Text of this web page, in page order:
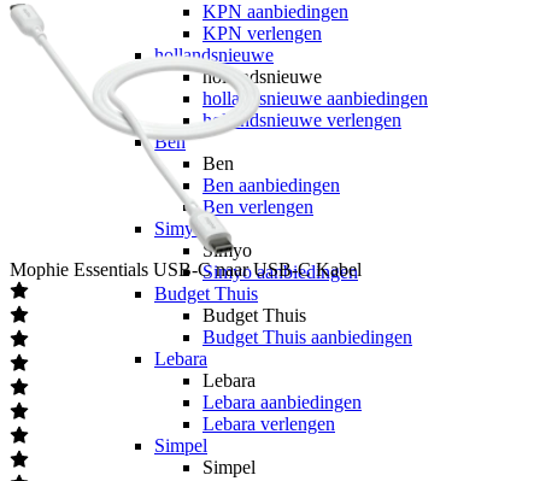
KPN aanbiedingen
KPN verlengen
hollandsnieuwe
hollandsnieuwe
hollandsnieuwe aanbiedingen
hollandsnieuwe verlengen
Ben
Ben
Ben aanbiedingen
Ben verlengen
Simyo
Simyo
Simyo aanbiedingen
Budget Thuis
Budget Thuis
Budget Thuis aanbiedingen
Lebara
Lebara
Lebara aanbiedingen
Lebara verlengen
Simpel
Simpel
Mophie Essentials USB-C naar USB-C Kabel